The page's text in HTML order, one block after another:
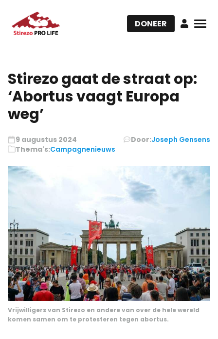
DONEER
Stirezo gaat de straat op:
‘Abortus vaagt Europa
weg’
9 augustus 2024 Door:Joseph Gensens
Thema's:Campagnenieuws
Vrijwilligers van Stirezo en andere van over de hele wereld
komen samen om te protesteren tegen abortus.